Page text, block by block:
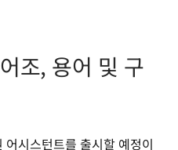
조, 용어 및 구
시스턴트를 출시할 예정이